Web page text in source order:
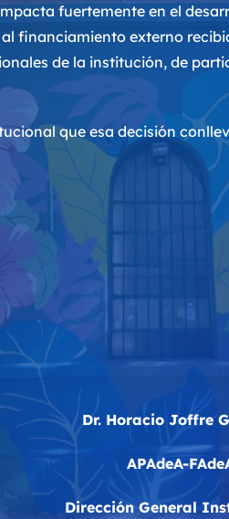
fuertemente en el
al financiamiento externo
de la institución, de
que esa decisión
Dr. Horacio Joffre
APAdeA-
Dirección General